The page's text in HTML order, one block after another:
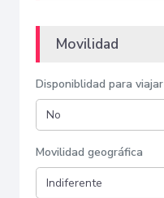
Movilidad
Disponiblidad para viajar
Movilidad geográfica